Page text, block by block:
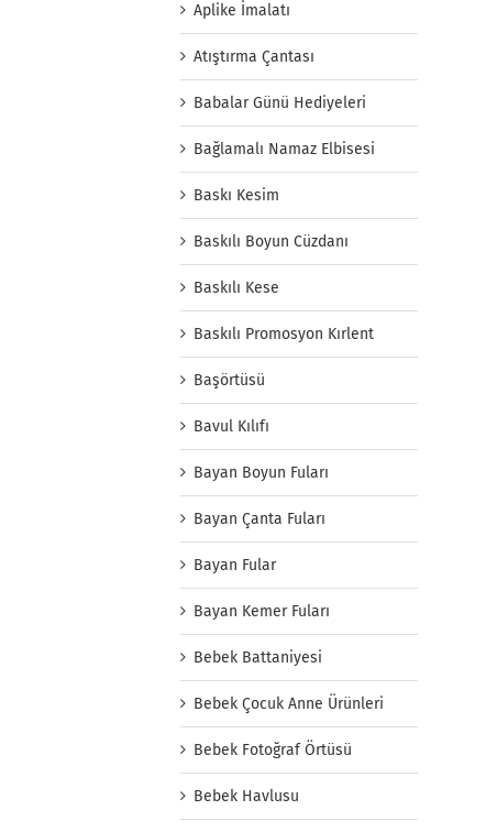
Aplike İmalatı
Atıştırma Çantası
Babalar Günü Hediyeleri
Bağlamalı Namaz Elbisesi
Baskı Kesim
Baskılı Boyun Cüzdanı
Baskılı Kese
Baskılı Promosyon Kırlent
Başörtüsü
Bavul Kılıfı
Bayan Boyun Fuları
Bayan Çanta Fuları
Bayan Fular
Bayan Kemer Fuları
Bebek Battaniyesi
Bebek Çocuk Anne Ürünleri
Bebek Fotoğraf Örtüsü
Bebek Havlusu